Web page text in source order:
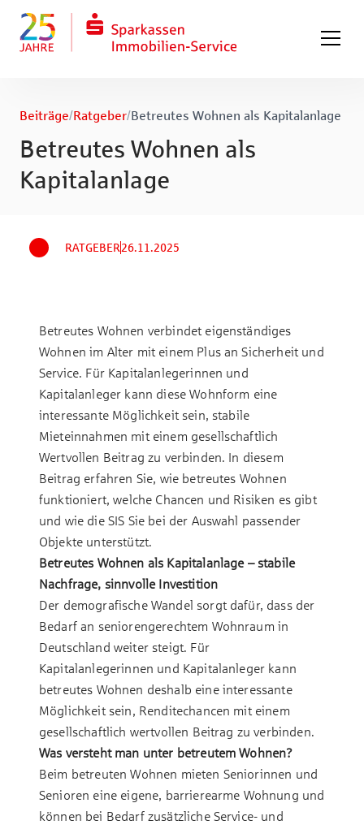
Zum Fuß springen
Beiträge/Ratgeber/Betreutes Wohnen als Kapitalanlage
Betreutes Wohnen als
Kapitalanlage
RATGEBER26.11.2025
Betreutes Wohnen verbindet eigenständiges
Wohnen im Alter mit einem Plus an Sicherheit und
Service. Für Kapitalanlegerinnen und
Kapitalanleger kann diese Wohnform eine
interessante Möglichkeit sein, stabile
Mieteinnahmen mit einem gesellschaftlich
Wertvollen Beitrag zu verbinden. In diesem
Beitrag erfahren Sie, wie betreutes Wohnen
funktioniert, welche Chancen und Risiken es gibt
und wie die SIS Sie bei der Auswahl passender
Objekte unterstützt.
Betreutes Wohnen als Kapitalanlage – stabile
Nachfrage, sinnvolle Investition
Der demografische Wandel sorgt dafür, dass der
Bedarf an seniorengerechtem Wohnraum in
Deutschland weiter steigt. Für
Kapitalanlegerinnen und Kapitalanleger kann
betreutes Wohnen deshalb eine interessante
Möglichkeit sein, Renditechancen mit einem
gesellschaftlich wertvollen Beitrag zu verbinden.
Was versteht man unter betreutem Wohnen?
Beim betreuten Wohnen mieten Seniorinnen und
Senioren eine eigene, barrierearme Wohnung und
können bei Bedarf zusätzliche Service- und